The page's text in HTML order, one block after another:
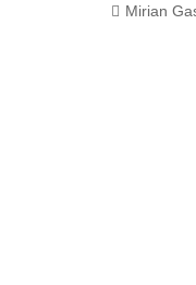
Mirian